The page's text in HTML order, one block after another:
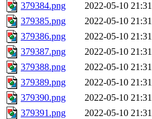
379384.png
2022-05-10 21:31
379385.png
2022-05-10 21:31
379386.png
2022-05-10 21:31
379387.png
2022-05-10 21:31
379388.png
2022-05-10 21:31
379389.png
2022-05-10 21:31
379390.png
2022-05-10 21:31
379391.png
2022-05-10 21:31